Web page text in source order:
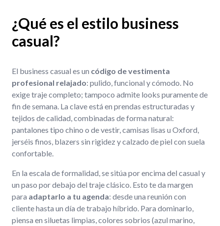
¿Qué es el estilo business
casual?
El business casual es un código de vestimenta
profesional relajado: pulido, funcional y cómodo. No
exige traje completo; tampoco admite looks puramente de
fin de semana. La clave está en prendas estructuradas y
tejidos de calidad, combinadas de forma natural:
pantalones tipo chino o de vestir, camisas lisas u Oxford,
jerséis finos, blazers sin rigidez y calzado de piel con suela
confortable.
En la escala de formalidad, se sitúa por encima del casual y
un paso por debajo del traje clásico. Esto te da margen
para adaptarlo a tu agenda: desde una reunión con
cliente hasta un día de trabajo híbrido. Para dominarlo,
piensa en siluetas limpias, colores sobrios (azul marino,